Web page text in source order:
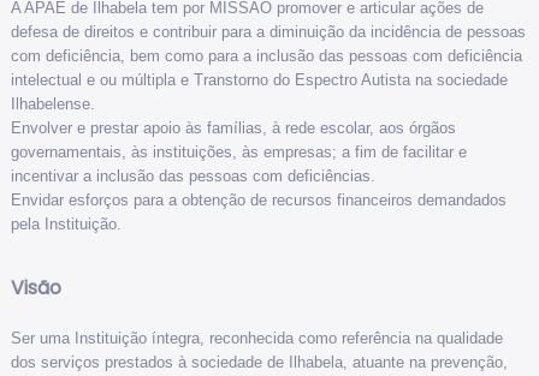
A APAE de Ilhabela tem por MISSÃO promover e articular ações de
defesa de direitos e contribuir para a diminuição da incidência de pessoas
com deficiência, bem como para a inclusão das pessoas com deficiência
intelectual e ou múltipla e Transtorno do Espectro Autista na sociedade
Ilhabelense.
Envolver e prestar apoio às famílias, à rede escolar, aos órgãos
governamentais, às instituições, às empresas; a fim de facilitar e
incentivar a inclusão das pessoas com deficiências.
Envidar esforços para a obtenção de recursos financeiros demandados
pela Instituição.
Visão
Ser uma Instituição íntegra, reconhecida como referência na qualidade
dos serviços prestados à sociedade de Ilhabela, atuante na prevenção,